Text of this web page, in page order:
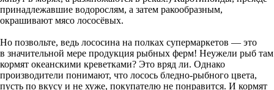
принадлежавшие водорослям, а затем ракообразным,
окрашивают мясо лососёвых.
Но позвольте, ведь лососина на полках супермаркетов — это
в значительной мере продукция рыбных ферм! Неужели рыб там
кормят океанскими креветками? Это вряд ли. Однако
производители понимают, что лосось бледно-рыбного цвета,
пусть по вкусу и не хуже, покупателю не понравится. И кормят